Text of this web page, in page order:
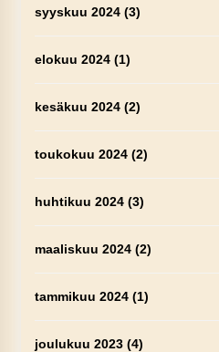
syyskuu 2024(3)
elokuu 2024(1)
kesäkuu 2024(2)
toukokuu 2024(2)
huhtikuu 2024(3)
maaliskuu 2024(2)
tammikuu 2024(1)
joulukuu 2023(4)